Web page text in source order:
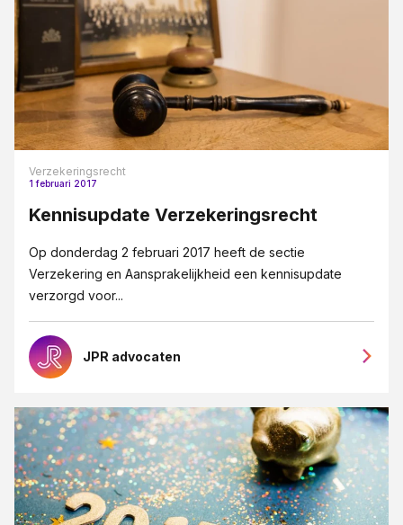
Pensioenrecht
Privacy-recht
Reorganisatie
Vastgoedrecht
Vennootschapsrecht
Verzekeringsrecht
VSO
WHOA
Ziekte
Verzekeringsrecht
1 februari 2017
Kennisupdate Verzekeringsrecht
Op donderdag 2 februari 2017 heeft de sectie
Verzekering en Aansprakelijkheid een kennisupdate
verzorgd voor...
JPR advocaten